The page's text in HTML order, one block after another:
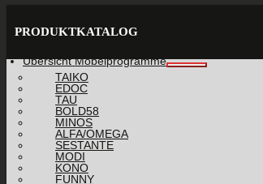
PRODUKTKATALOG
Übersicht Möbelprogramme
TAIKO
EDOC
TAU
BOLD58
MINOS
ALFA/OMEGA
SESTANTE
MODI
KONO
FUNNY